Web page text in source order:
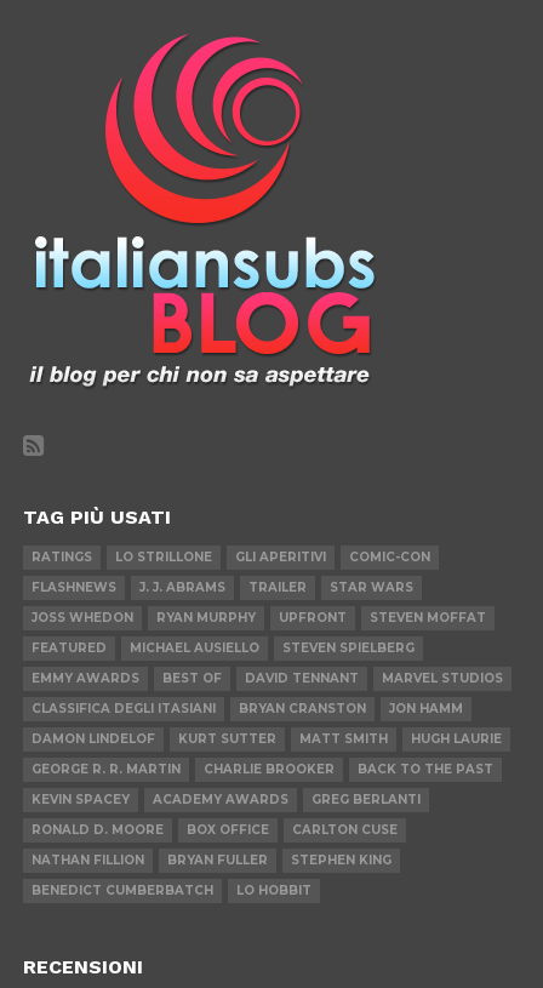
TAG PIÙ USATI
RATINGS LO STRILLONE GLI APERITIVI
COMIC-CON
FLASHNEWS
J. J. ABRAMS TRAILER
STAR WARS
JOSS WHEDON
RYAN MURPHY UPFRONT
STEVEN MOFFAT
FEATURED
MICHAEL AUSIELLO
STEVEN SPIELBERG
EMMY AWARDS
BEST OF DAVID TENNANT
MARVEL STUDIOS
CLASSIFICA DEGLI ITASIANI
BRYAN CRANSTON
JON HAMM
DAMON LINDELOF
KURT SUTTER MATT SMITH
HUGH LAURIE
GEORGE R. R. MARTIN
CHARLIE BROOKER
BACK TO THE PAST
KEVIN SPACEY
ACADEMY AWARDS
GREG BERLANTI
RONALD D. MOORE
BOX OFFICE
CARLTON CUSE
NATHAN FILLION
BRYAN FULLER
STEPHEN KING
BENEDICT CUMBERBATCH
LO HOBBIT
RECENSIONI